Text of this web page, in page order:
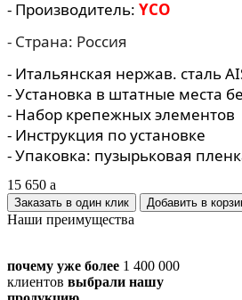
- Производитель: YCO
- Страна: Россия
- Итальянская нержав. сталь
- Установка в штатные места
- Набор крепежных элементов
- Инструкция по установке
- Упаковка: пузырьковая
15 650 a
Заказать в один клик
Наши преимущества
почему уже более 1 400 000
клиентов выбрали нашу